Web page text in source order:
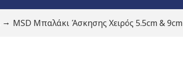
MSD Μπαλάκι Άσκησης Χειρός 5.5cm & 9cm